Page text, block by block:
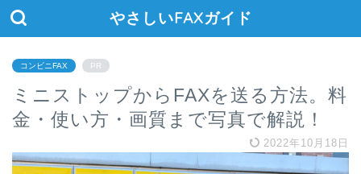
やさしいFAXガイド
コンビニFAX PR
ミニストップからFAXを送る方法。料
金・使い方・画質まで写真で解説！
2022年10月18日